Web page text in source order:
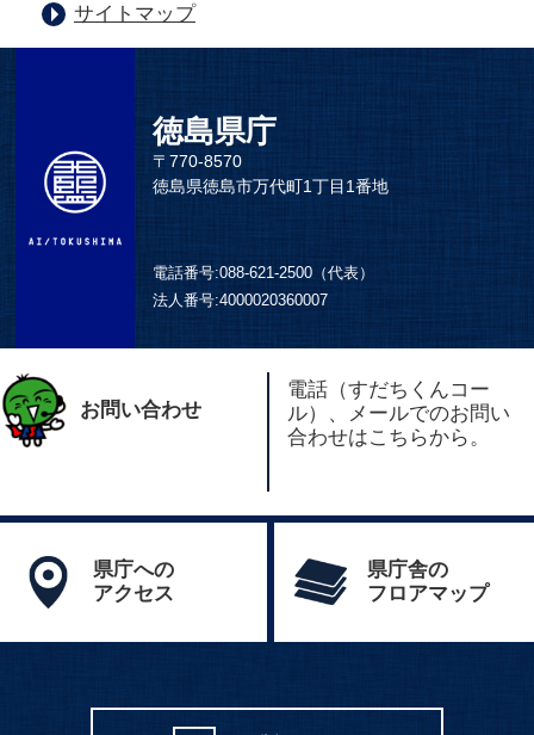
サイトマップ
徳島県庁
〒770-8570
徳島県徳島市万代町1丁目1番地
電話番号:088-621-2500（代表）
法人番号:4000020360007
お問い合わせ
電話（すだちくんコー
ル）、メールでのお問い
合わせはこちらから。
県庁への
アクセス
県庁舎の
フロアマップ